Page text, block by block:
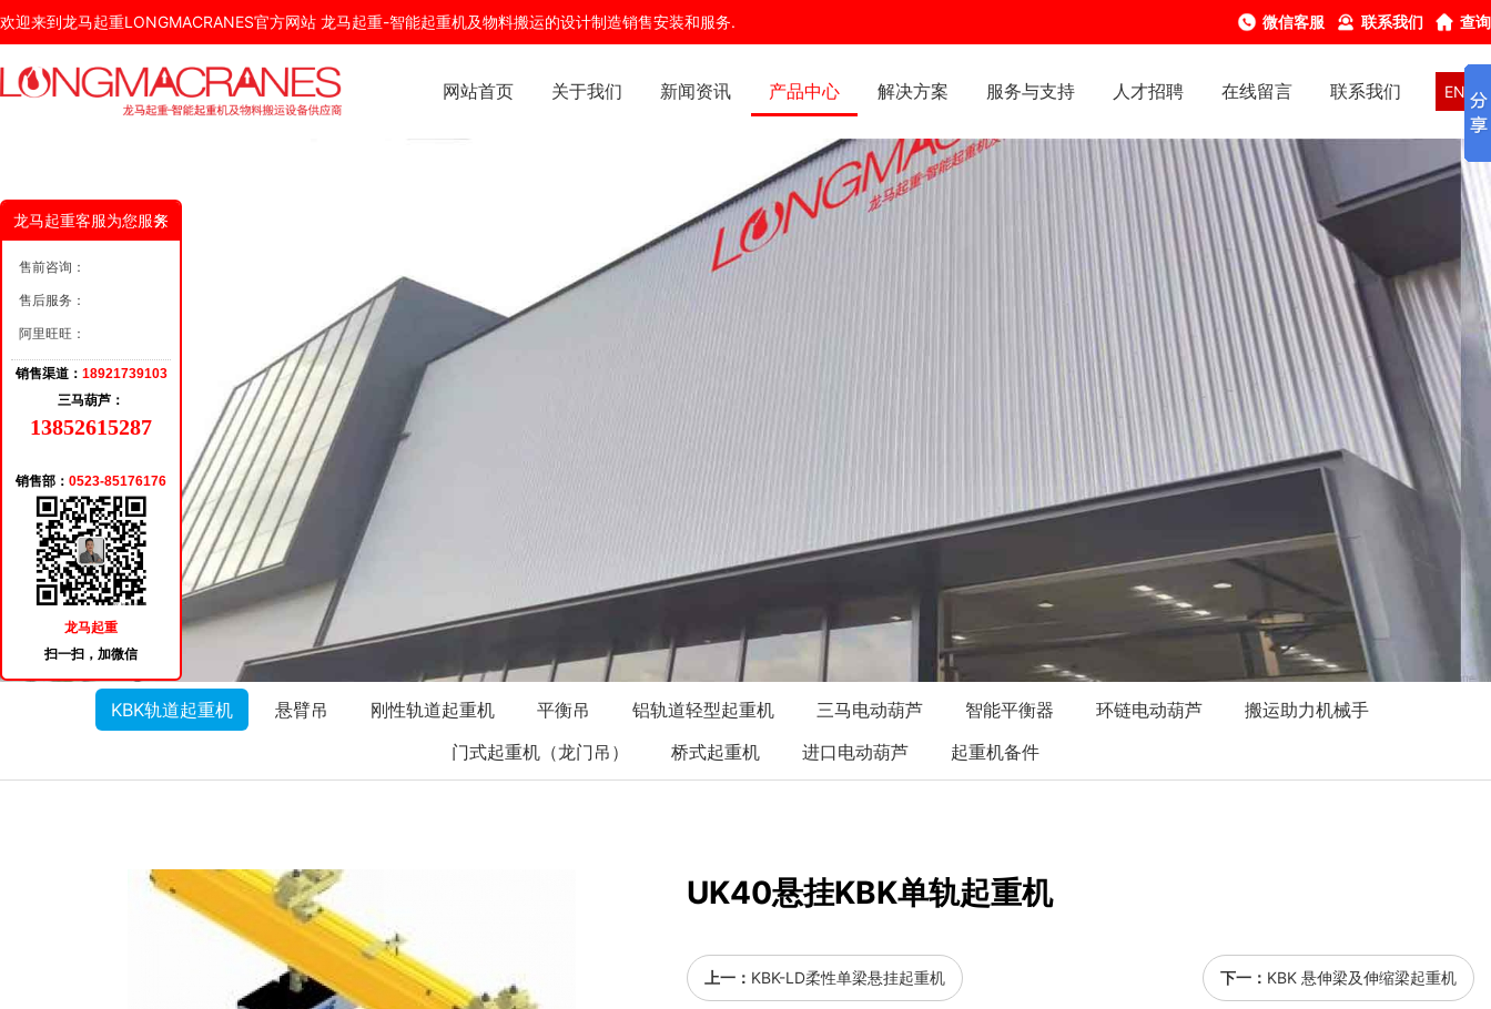
欢迎来到龙马起重LONGMACRANES官方网站 龙马起重-智能起重机及物料搬运的设计制造销售安装和服务. 微信客服 联系我们 查询
EN
网站首页 关于我们 新闻资讯 产品中心 解决方案 服务与支持 人才招聘 在线留言 联系我们
KBK轨道起重机 悬臂吊 刚性轨道起重机 平衡吊 铝轨道轻型起重机 三马电动葫芦 智能平衡器 环链电动葫芦
搬运助力机械手
门式起重机（龙门吊）
桥式起重机 进口电动葫芦 起重机备件
UK40悬挂KBK单轨起重机
上一： KBK-LD柔性单梁悬挂起重机 下一： KBK 悬伸梁及伸缩梁起重机
龙马起重客服为您服务
售前咨询：
售后服务：
阿里旺旺：
销售渠道： 18921739103
三马葫芦：
13852615287
销售部： 0523-85176176
龙马起重
扫一扫，加微信